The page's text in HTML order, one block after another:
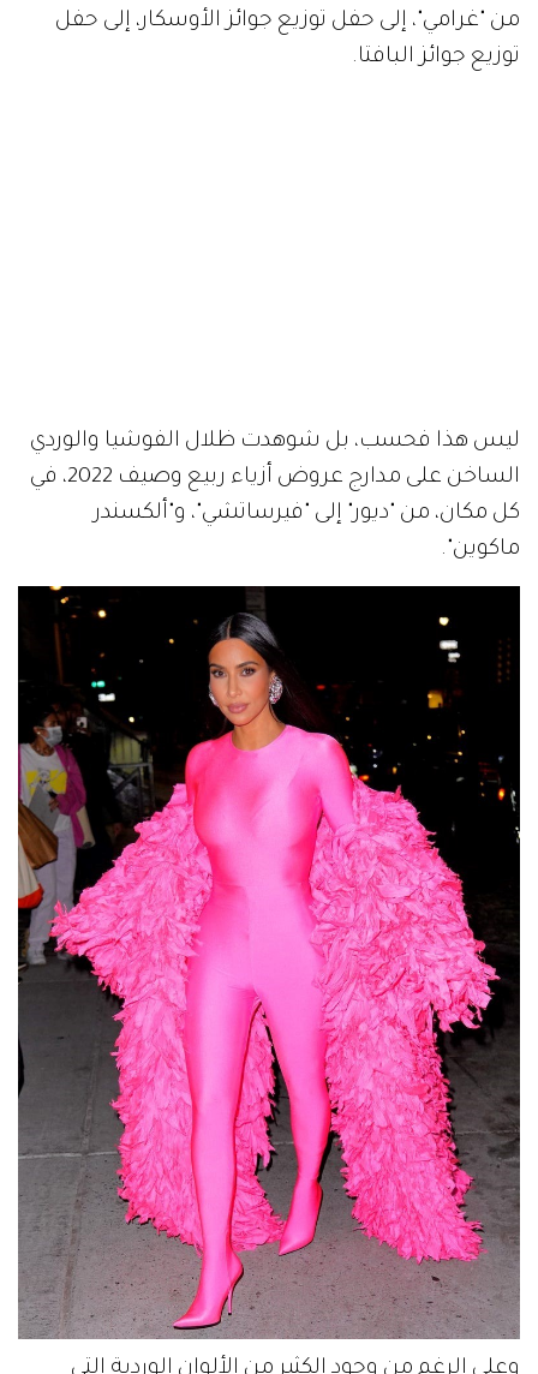
من "غرامي"، إلى حفل توزيع جوائز الأوسكار، إلى حفل
توزيع جوائز البافتا.
ليس هذا فحسب، بل شوهدت ظلال الفوشيا والوردي
الساخن على مدارج عروض أزياء ربيع وصيف 2022، في
كل مكان، من "ديور" إلى "فيرساتشي"، و"ألكسندر
ماكوين".
وعلى الرغم من وجود الكثير من الألوان الوردية التي